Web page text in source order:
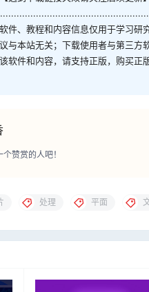
件、教程和内容信息仅用于学习
与本站无关；下载使用者与第三
软件和内容，请支持正版，购买
赞赏的人吧！
处理 平面